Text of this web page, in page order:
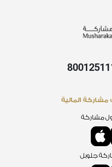
المالية
مشاركة
جلوبل